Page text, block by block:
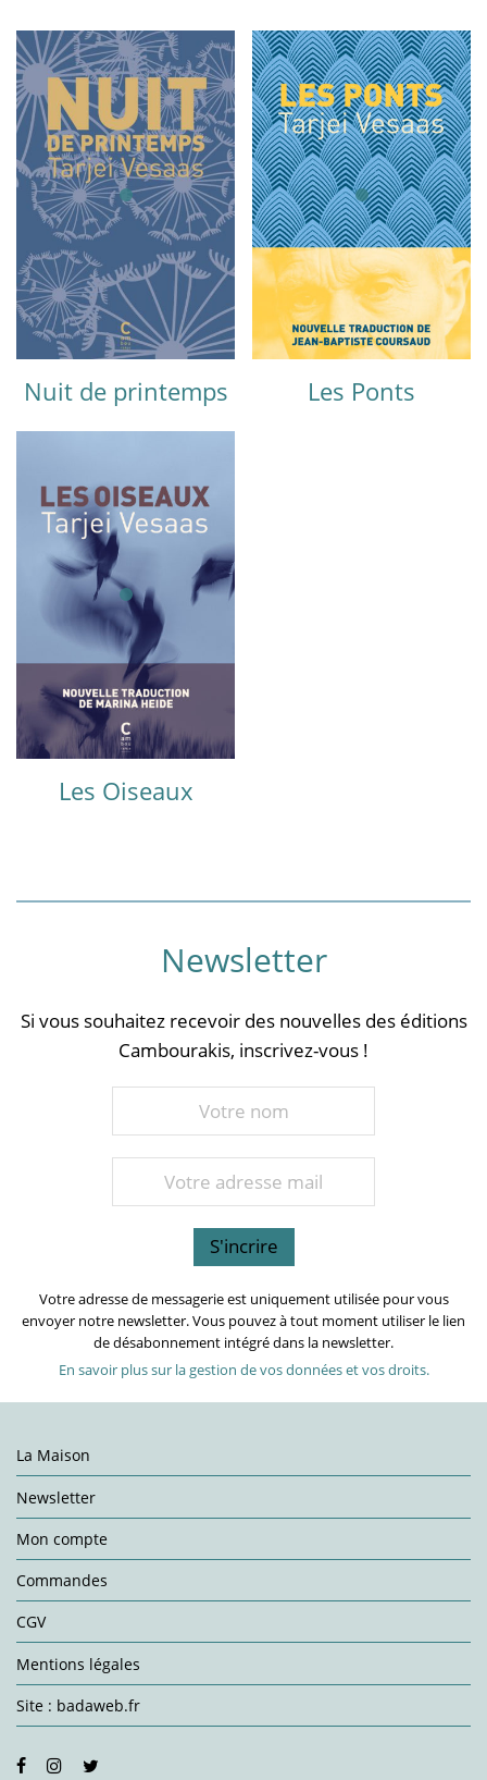
Nuit de printemps Les Ponts
Les Oiseaux
Newsletter
Si vous souhaitez recevoir des nouvelles des éditions
Cambourakis, inscrivez-vous !
Votre adresse de messagerie est uniquement utilisée pour vous
envoyer notre newsletter. Vous pouvez à tout moment utiliser le lien
de désabonnement intégré dans la newsletter.
En savoir plus sur la gestion de vos données et vos droits.
La Maison
Newsletter
Mon compte
Commandes
CGV
Mentions légales
Site : badaweb.fr